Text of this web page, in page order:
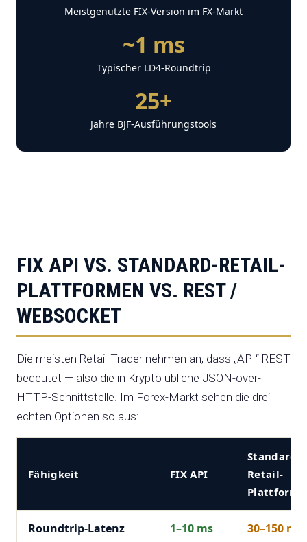
Meistgenutzte FIX-Version im FX-Markt
~1 ms
Typischer LD4-Roundtrip
25+
Jahre BJF-Ausführungstools
FIX API VS. STANDARD-RETAIL-
PLATTFORMEN VS. REST /
WEBSOCKET
Die meisten Retail-Trader nehmen an, dass „API“ REST
bedeutet — also die in Krypto übliche JSON-over-
HTTP-Schnittstelle. Im Forex-Markt sehen die drei
echten Optionen so aus:
Fähigkeit FIX API
Standard-
Retail-
Plattform
Roundtrip-Latenz 1–10 ms 30–150 ms